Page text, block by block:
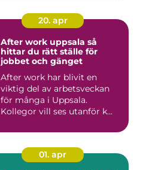
20. apr
After work uppsala så
hittar du rätt ställe för
jobbet och gänget
After work har blivit en
viktig del av arbetsveckan
för många i Uppsala.
Kollegor vill ses utanför k...
01. apr